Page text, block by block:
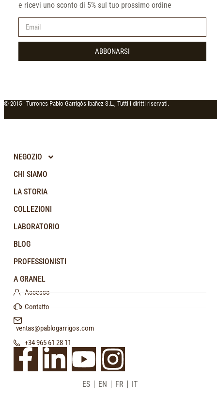
e ricevi uno sconto di 5% sul tuo prossimo ordine
ABBONARSI
© 2015 - Turrones Pablo Garrigós Ibañez S.L., Tutti i diritti riservati.
NEGOZIO
CHI SIAMO
LA STORIA
COLLEZIONI
LABORATORIO
BLOG
PROFESSIONISTI
A GRANEL
Accesso
Contatto
ventas@pablogarrigos.com
+34 965 61 28 11
ES EN FR IT